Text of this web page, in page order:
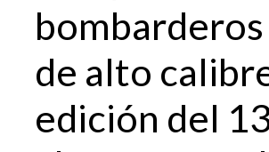
de alto
edición del